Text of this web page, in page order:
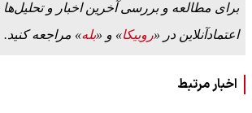
برای مطالعه و بررسی آخرین اخبار و تحلیل‌ها
اعتمادآنلاین در «روبیکا» و «بله» مراجعه کنید.
اخبار مرتبط